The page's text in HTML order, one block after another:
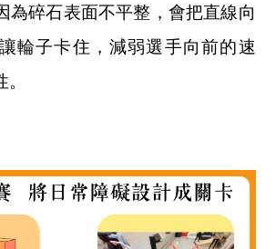
為碎石表面不平整，會把直線向
輪子卡住，減弱選手向前的速